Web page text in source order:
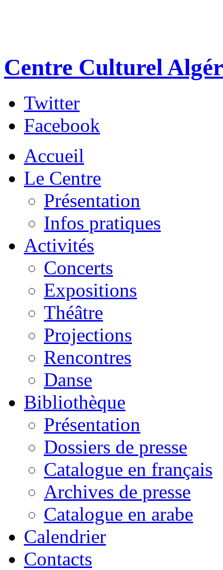
Centre Culturel
Twitter
Facebook
Accueil
Le Centre
Présentation
Infos pratiques
Activités
Concerts
Expositions
Théâtre
Projections
Rencontres
Danse
Bibliothèque
Présentation
Dossiers de presse
Catalogue en français
Archives de presse
Catalogue en arabe
Calendrier
Contacts